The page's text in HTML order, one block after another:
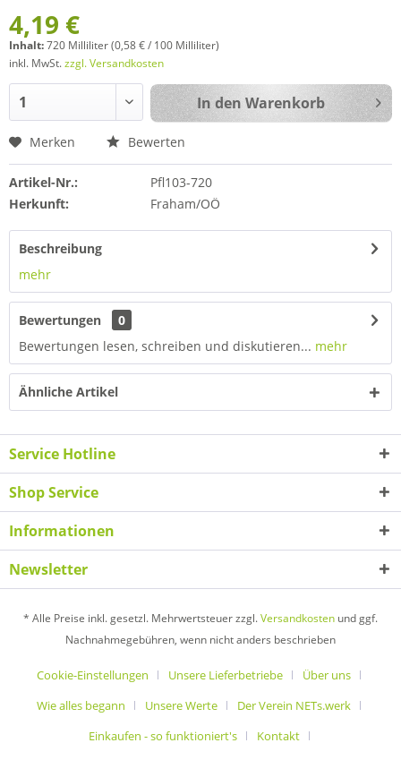
4,19 €
Inhalt:720 Milliliter (0,58 € / 100 Milliliter)
inkl. MwSt.zzgl. Versandkosten
In den Warenkorb
Merken Bewerten
Artikel-Nr.:
Pfl103-720
Herkunft:
Fraham/OÖ
Beschreibung
mehr
Bewertungen
0
Bewertungen lesen, schreiben und diskutieren... mehr
Ähnliche Artikel
Service Hotline
Shop Service
Informationen
Newsletter
* Alle Preise inkl. gesetzl. Mehrwertsteuer zzgl.Versandkosten und ggf.
Nachnahmegebühren, wenn nicht anders beschrieben
Cookie-Einstellungen Unsere Lieferbetriebe
Über uns
Wie alles begann
Unsere Werte
Der Verein NETs.werk
Einkaufen - so funktioniert's
Kontakt